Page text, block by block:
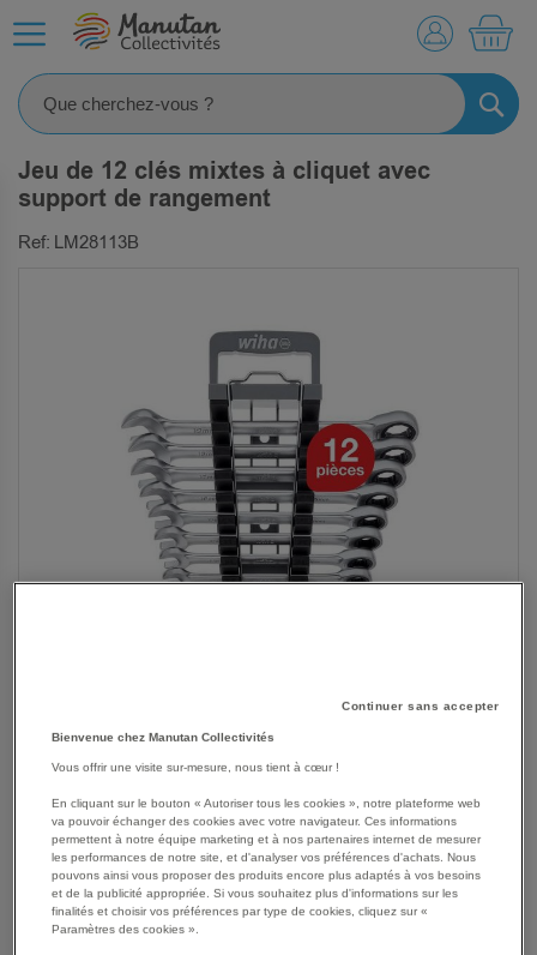
Jeu de 12 clés mixtes à cliquet avec
support de rangement
Ref: LM28113B
SKIP
BEGINNING
IMAGES
GALLERY
Les avantages
Jeu de clés mixtes à cliquet et à fourche 12 pièces dans
un étui.
Facilite votre travail avec étui pratique pour un
rangement clair et un retrait facile.
Augmente votre efficacité grâce à une meilleure
Continuer sans accepter
Bienvenue chez Manutan Collectivités
Vous offrir une visite sur-mesure, nous tient à cœur !
En cliquant sur le bouton « Autoriser tous les cookies », notre plateforme web
va pouvoir échanger des cookies avec votre navigateur. Ces informations
permettent à notre équipe marketing et à nos partenaires internet de mesurer
les performances de notre site, et d'analyser vos préférences d'achats. Nous
pouvons ainsi vous proposer des produits encore plus adaptés à vos besoins
et de la publicité appropriée. Si vous souhaitez plus d'informations sur les
finalités et choisir vos préférences par type de cookies, cliquez sur «
Paramètres des cookies ».